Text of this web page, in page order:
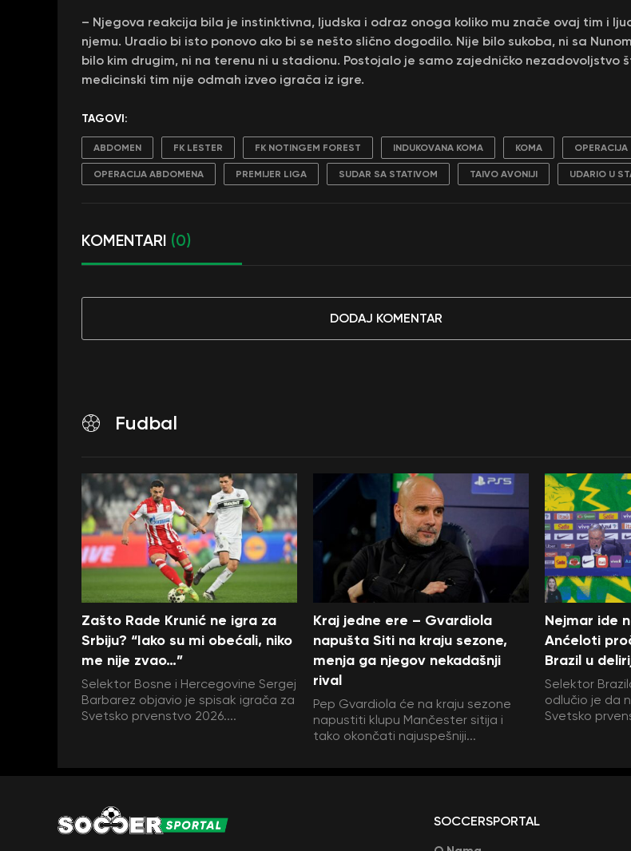
– Njegova reakcija bila je instinktivna, ljudska i odraz onoga koliko mu znače ovaj tim i
njemu. Uradio bi isto ponovo ako bi se nešto slično dogodilo. Nije bilo sukoba, ni sa
bilo kim drugim, ni na terenu ni u stadionu. Postojalo je samo zajedničko nezadovoljstvo
medicinski tim nije odmah izveo igrača iz igre.
TAGOVI:
ABDOMEN FK LESTER FK NOTINGEM FOREST INDUKOVANA KOMA KOMA OPERACIJA
OPERACIJA ABDOMENA PREMIJER LIGA SUDAR SA STATIVOM TAIVO AVONIJI UDARIO U
KOMENTARI (0)
DODAJ KOMENTAR
Fudbal
Zašto Rade Krunić ne igra za
Srbiju? “Iako su mi obećali, niko
me nije zvao…”
Selektor Bosne i Hercegovine Sergej
Barbarez objavio je spisak igrača za
Svetsko prvenstvo 2026....
Kraj jedne ere – Gvardiola
napušta Siti na kraju sezone,
menja ga njegov nekadašnji
rival
Pep Gvardiola će na kraju sezone
napustiti klupu Mančester sitija i
tako okončati najuspešniji...
Nejmar ide
Anćeloti
Brazil u
Selektor
odlučio je da
Svetsko
SOCCERSPORTAL